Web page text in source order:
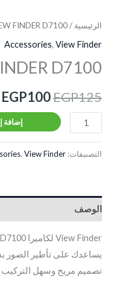
الرئيسية /
FINDER D7100
Accessories, View Finder
D7100
EGP125
EGP100
إضافة
التصنيفات: , View Finder
الوصف
View Finder لكاميرا D7100 يمنحك رؤية واضحة وحادة أثناء التصوير
يساعدك على تأطير الصور
تصميم مريح وسهل التركيب